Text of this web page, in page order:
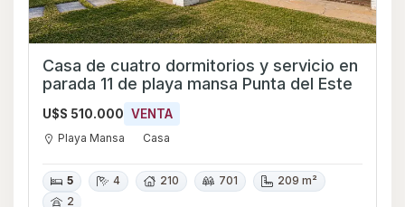
Casa de cuatro dormitorios y servicio en
parada 11 de playa mansa Punta del Este
U$S 510.000 VENTA
Playa Mansa Casa
5 4 210 701
209 m²
2